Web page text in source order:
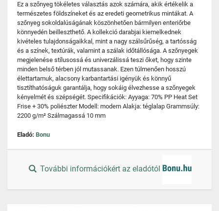
Ez a szőnyeg tökéletes választás azok számára, akik értékelik a
természetes földszíneket és az eredeti geometrikus mintákat. A
szőnyeg sokoldalúságának köszönhetően bármilyen enteriőrbe
könnyedén beilleszthető. A kollekció darabjai kiemelkednek
kivételes tulajdonságaikkal, mint a nagy szálsűrűség, a tartósság
és a színek, textúrák, valamint a szálak időtállósága. A szőnyegek
megjelenése stílusossá és univerzálissá teszi őket, hogy szinte
minden belső térben jól mutassanak. Ezen túlmenően hosszú
élettartamuk, alacsony karbantartási igényük és könnyű
tisztíthatóságuk garantálja, hogy sokáig élvezhesse a szőnyegek
kényelmét és szépségét. Specifikációk: Ayyaga: 70% PP Heat Set
Frise + 30% poliészter Modell: modern Alakja: téglalap Grammsúly:
2200 g/m² Szálmagassá 10 mm
Eladó: Bonu
További információkért az eladótól